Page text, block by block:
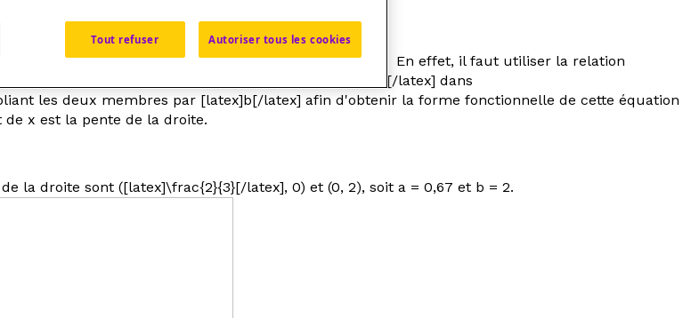
pas de trouver directement la pente d'une droite. En effet, il faut utiliser la relation
de la droite. Ce résultat est obtenu en isolant [latex]y[/latex] dans
les deux membres par [latex]b[/latex] afin d'obtenir la forme fonctionnelle de cette équation
de x est la pente de la droite.
la droite sont ([latex]\frac{2}{3}[/latex], 0) et (0, 2), soit a = 0,67 et b = 2.
Tout refuser Autoriser tous les cookies